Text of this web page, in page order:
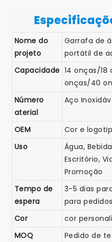
Nome do
projeto
Garrafa de
portátil de
Capacidade 14 onças/
onças/40
Número
aterial
Aço
OEM
Cor e
Uso
Água,
Escritório,
Promoção
Tempo de
espera
3-5 dias
para
Cor
cor
MOQ
Pedido de